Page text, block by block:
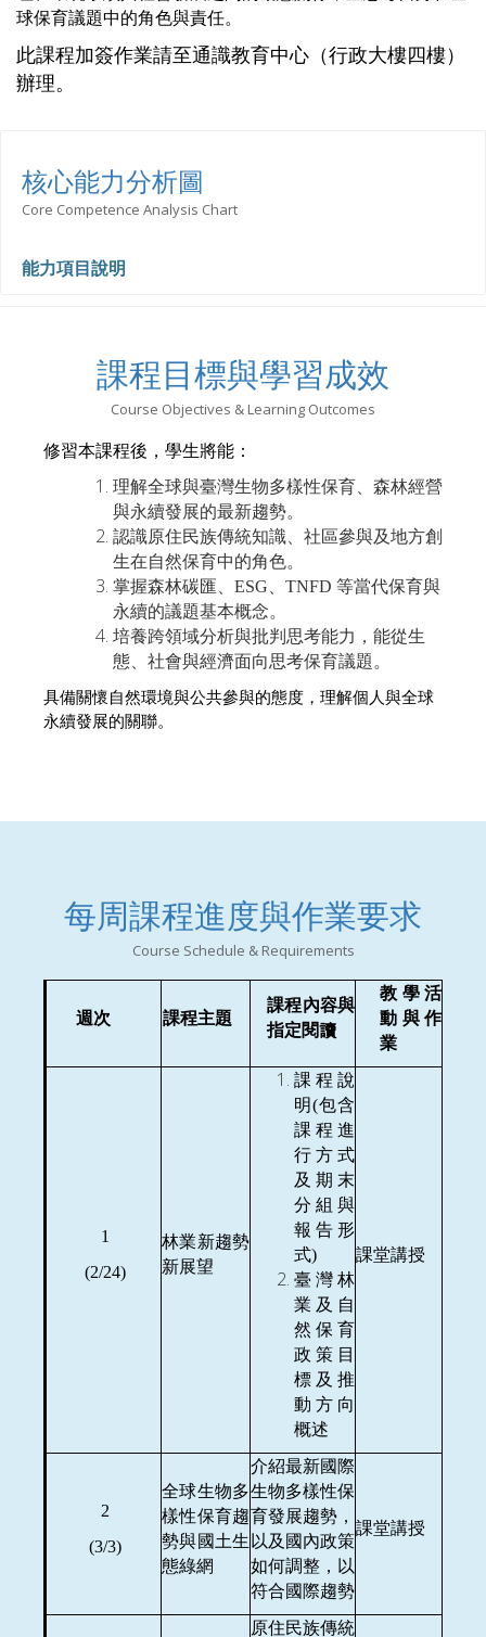
球保育議題中的角色與責任。
此課程加簽作業請至通識教育中心（行政大樓四樓）
辦理。
核心能力分析圖
Core Competence Analysis Chart
能力項目說明
課程目標與學習成效
Course Objectives & Learning Outcomes
修習本課程後，學生將能：
理解全球與臺灣生物多樣性保育、森林經營
與永續發展的最新趨勢。
認識原住民族傳統知識、社區參與及地方創
生在自然保育中的角色。
掌握森林碳匯、ESG、TNFD 等當代保育與
永續的議題基本概念。
培養跨領域分析與批判思考能力，能從生
態、社會與經濟面向思考保育議題。
具備關懷自然環境與公共參與的態度，理解個人與全球
永續發展的關聯。
每周課程進度與作業要求
Course Schedule & Requirements
週次 課程主題
課程內容與
指定閱讀
教學活
動與作
業
1
(2/24)
林業新趨勢
新展望
課程說
明(包含
課程進
行方式
及期末
分組與
報告形
式)
臺灣林
業及自
然保育
政策目
標及推
動方向
概述
課堂講授
2
(3/3)
全球生物多
樣性保育趨
勢與國土生
態綠網
介紹最新國際
生物多樣性保
育發展趨勢，
以及國內政策
如何調整，以
符合國際趨勢
課堂講授
原住民族傳統